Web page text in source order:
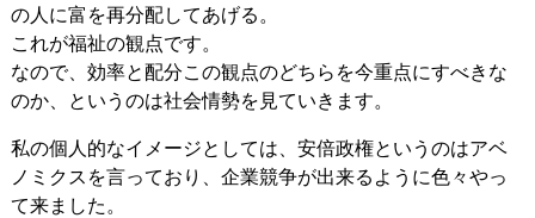
の人に富を再分配してあげる。
これが福祉の観点です。
なので、効率と配分この観点のどちらを今重点にすべきな
のか、というのは社会情勢を見ていきます。
私の個人的なイメージとしては、安倍政権というのはアベ
ノミクスを言っており、企業競争が出来るように色々やっ
て来ました。